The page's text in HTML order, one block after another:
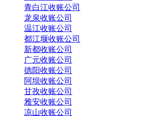
青白江收账公司
龙泉收账公司
温江收账公司
都江堰收账公司
新都收账公司
广元收账公司
德阳收账公司
阿坝收账公司
甘孜收账公司
雅安收账公司
凉山收账公司